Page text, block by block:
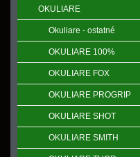
OKULIARE
Okuliare - ostatné
OKULIARE 100%
OKULIARE FOX
OKULIARE PROGRIP
OKULIARE SHOT
OKULIARE SMITH